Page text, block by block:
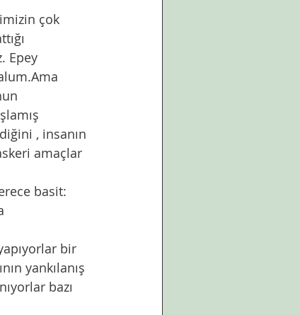
çok
Epey
, insanın
amaçlar
basit:
bir
yankılanış
bazı